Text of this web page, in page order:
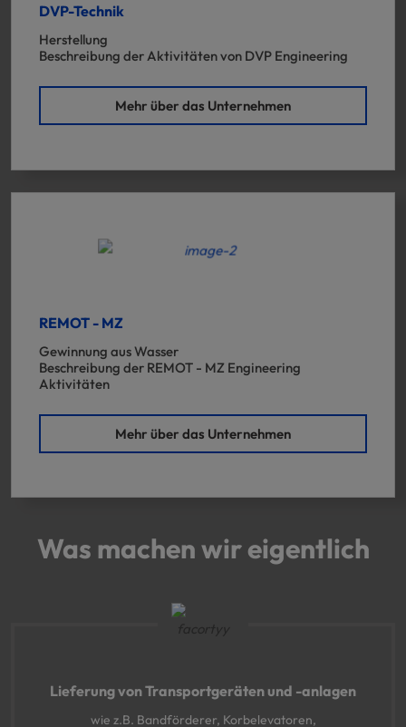
DVP-Technik
Herstellung
Beschreibung der Aktivitäten von DVP Engineering
Mehr über das Unternehmen
REMOT - MZ
Gewinnung aus Wasser
Beschreibung der REMOT - MZ Engineering
Aktivitäten
Mehr über das Unternehmen
Was machen wir eigentlich
Lieferung von Transportgeräten und -anlagen
wie z.B. Bandförderer, Korbelevatoren,